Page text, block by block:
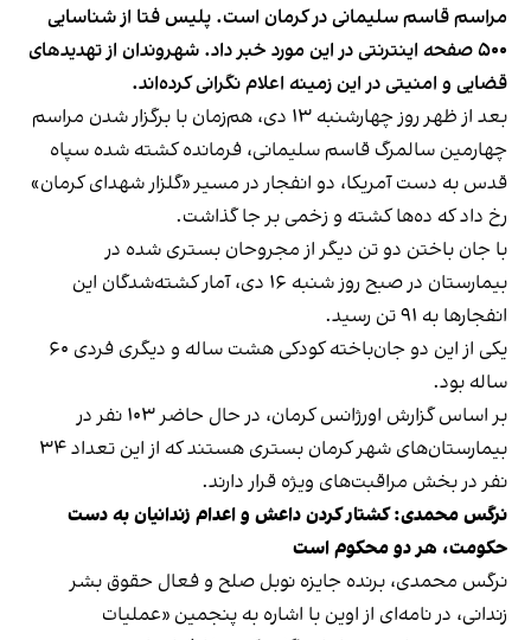
مراسم قاسم سلیمانی در کرمان است. پلیس فتا از شناسایی
۵۰۰ صفحه اینترنتی در این مورد خبر داد. شهروندان از تهدیدهای
قضایی و امنیتی در این زمینه اعلام نگرانی کرده‌اند.
بعد از ظهر روز چهارشنبه ۱۳ دی، هم‌زمان با برگزار شدن مراسم
چهارمین سالمرگ قاسم سلیمانی، فرمانده کشته شده سپاه
قدس به دست آمریکا، دو انفجار در مسیر «گلزار شهدای کرمان»
رخ داد که ده‌ها کشته و زخمی بر جا گذاشت.
با جان باختن دو تن دیگر از مجروحان بستری شده در
بیمارستان در صبح روز شنبه ۱۶ دی، آمار کشته‌شدگان این
انفجارها به ۹۱ تن رسید.
یکی از این دو جان‌باخته کودکی هشت ساله و دیگری فردی ۶۰
ساله بود.
بر اساس گزارش اورژانس کرمان، در حال حاضر ۱۰۳ نفر در
بیمارستان‌های شهر کرمان بستری هستند که از این تعداد ۳۴
نفر در بخش مراقبت‌های ویژه قرار دارند.
نرگس محمدی: کشتار کردن داعش و اعدام زندانیان به دست
حکومت، هر دو محکوم است
نرگس محمدی، ‌برنده جایزه نوبل صلح و فعال حقوق بشر
زندانی، در نامه‌ای از اوین با اشاره به پنجمین «عملیات